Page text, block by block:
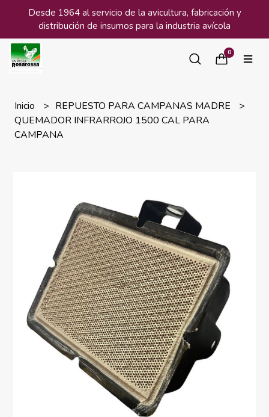
Desde 1964 al servicio de la avicultura, fabricación y
distribución de insumos para la industria avícola
0
Inicio
REPUESTO PARA CAMPANAS MADRE
QUEMADOR INFRARROJO 1500 CAL PARA
CAMPANA